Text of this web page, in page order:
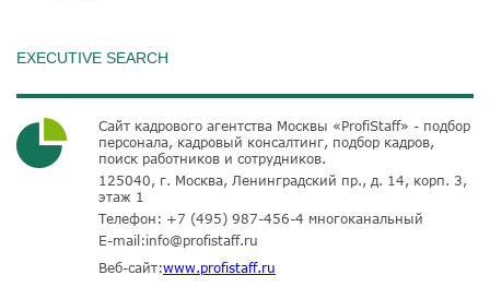
EXECUTIVE SEARCH
Сайт кадрового агентства Москвы «ProfiStaff» - подбор
персонала, кадровый консалтинг, подбор кадров,
поиск работников и сотрудников.
125040, г. Москва, Ленинградский пр., д. 14, корп. 3,
этаж 1
Телефон: +7 (495) 987-456-4 многоканальный
E-mail:info@profistaff.ru
Веб-сайт:www.profistaff.ru